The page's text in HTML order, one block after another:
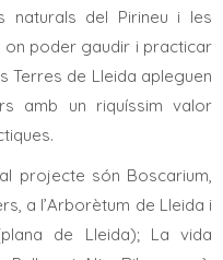
naturals del Pirineu i les
on poder gaudir i practicar
Terres de Lleida apleguen
amb un riquíssim valor
projecte són Boscarium,
a l’Arborètum de Lleida i
de Lleida); La vida